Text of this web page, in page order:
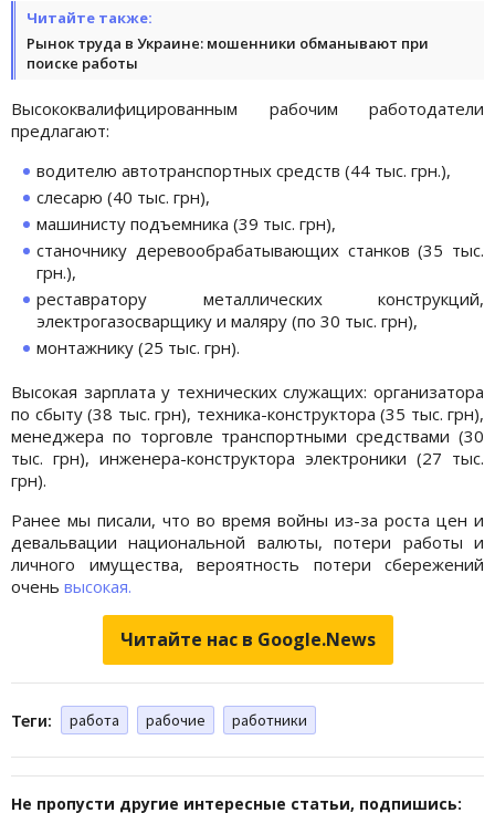
Читайте также:
Рынок труда в Украине: мошенники обманывают при
поиске работы
Высококвалифицированным рабочим работодатели
предлагают:
водителю автотранспортных средств (44 тыс. грн.),
слесарю (40 тыс. грн),
машинисту подъемника (39 тыс. грн),
станочнику деревообрабатывающих станков (35 тыс.
грн.),
реставратору металлических конструкций,
электрогазосварщику и маляру (по 30 тыс. грн),
монтажнику (25 тыс. грн).
Высокая зарплата у технических служащих: организатора
по сбыту (38 тыс. грн), техника-конструктора (35 тыс. грн),
менеджера по торговле транспортными средствами (30
тыс. грн), инженера-конструктора электроники (27 тыс.
грн).
Ранее мы писали, что во время войны из-за роста цен и
девальвации национальной валюты, потери работы и
личного имущества, вероятность потери сбережений
очень высокая.
Читайте нас в Google.News
Теги: работа рабочие работники
Не пропусти другие интересные статьи, подпишись: